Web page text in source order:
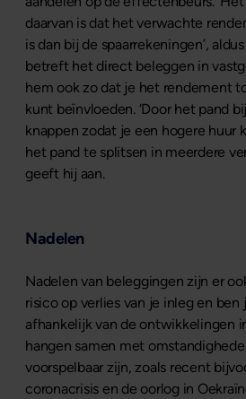
daarvan is dat het verwachte
is dan bij de spaarrekeningen’,
betreft het direct beleggen in
hem ook zo dat je het rendement
kunt beïnvloeden. ‘Door het pand
knappen zodat je een hogere huur
het pand te splitsen in meerdere
geeft hij aan.
Nadelen
Nadelen van beleggingen zijn er
risico op verlies van je inleg en ben
afhankelijk van de ontwikkelingen
hangen samen met
voorspelbaar zijn, zoals recent
coronacrisis en de oorlog in